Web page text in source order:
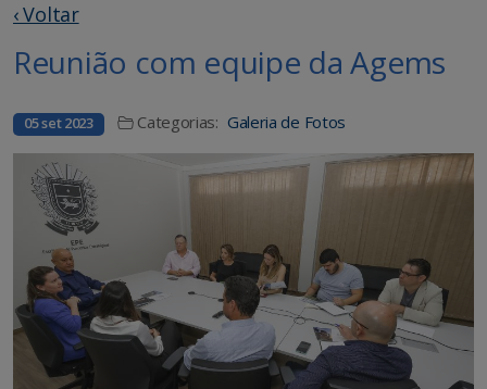
‹ Voltar
Reunião com equipe da Agems
05 set 2023 Categorias: Galeria de Fotos